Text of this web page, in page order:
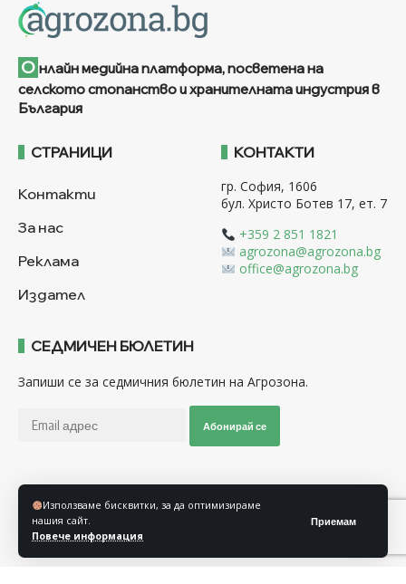
Използваме бисквитки, за да оптимизираме
нашия сайт.
Повече информация
Приемам
О нлайн медийна платформа, посветена на
селското стопанство и хранителната индустрия в
България
СТРАНИЦИ
Контакти
За нас
Реклама
Издател
КОНТАКТИ
гр. София, 1606
бул. Христо Ботев 17, ет. 7
+359 2 851 1821
agrozona@agrozona.bg
office@agrozona.bg
СЕДМИЧЕН БЮЛЕТИН
Запиши се за седмичния бюлетин на Агрозона.
Абонирай се
Последвайте ни